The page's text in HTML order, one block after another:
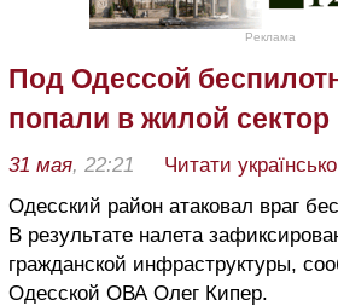
Реклама
Под Одессой
попали в жилой сектор
31 мая, 22:21
Читати
Одесский район атаковал враг
В результате налета
гражданской инфраструктуры,
Одесской ОВА Олег Кипер.